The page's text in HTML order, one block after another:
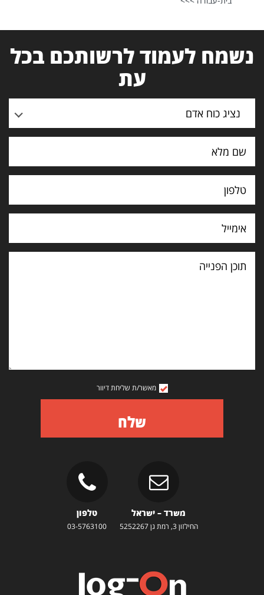
נשמח לעמוד לרשותכם בכל
עת
נציג כוח אדם
תוכן
הפנייה
מאשר/ת שליחת דיוור
שלח
משרד – ישראל
החילזון 3, רמת גן 5252267
טלפון
03-5763100